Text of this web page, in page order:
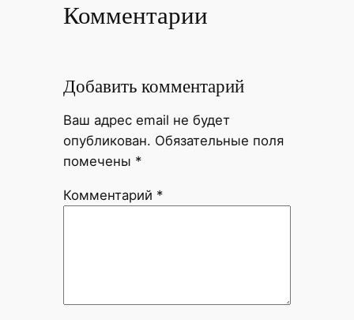
Комментарии
Добавить комментарий
Ваш адрес email не будет
опубликован. Обязательные поля
помечены *
Комментарий *